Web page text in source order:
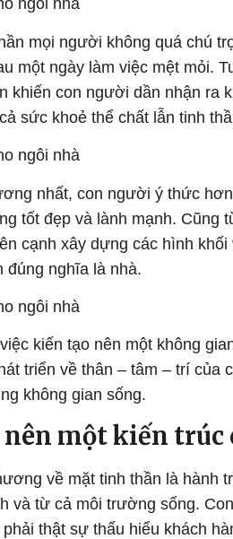
mọi người không quá chú
một ngày làm việc mệt mỏi.
khiến con người dần nhận ra
sức khoẻ thể chất lẫn tinh
nhất, con người ý thức
tốt đẹp và lành mạnh.
cạnh xây dựng các hình
đúng nghĩa là nhà.
kiến tạo nên một không
triển về thân – tâm – trí
không gian sống.
nên một kiến trúc
về mặt tinh thần là hành
và từ cả môi trường sống.
thật sự thấu hiểu khách